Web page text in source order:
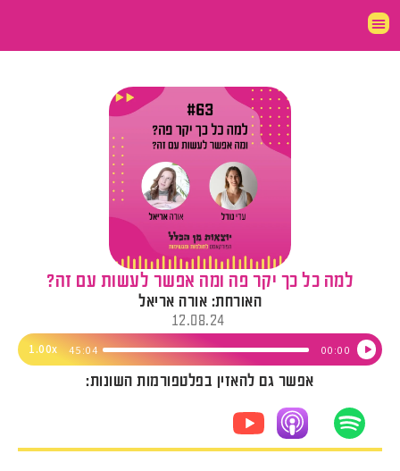
למה כל כך יקר פה ומה אפשר לעשות עם זה?
האורחת: אורה אריאל
12.08.24
נגן
00:00
45:04
1.00x
אפשר גם להאזין בפלטפורמות השונות: